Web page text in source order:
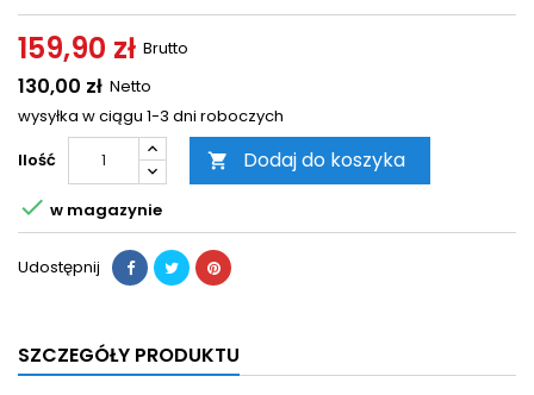
159,90 zł Brutto
130,00 zł Netto
wysyłka w ciągu 1-3 dni roboczych
Ilość
 Dodaj do koszyka
 w magazynie
Udostępnij
SZCZEGÓŁY PRODUKTU